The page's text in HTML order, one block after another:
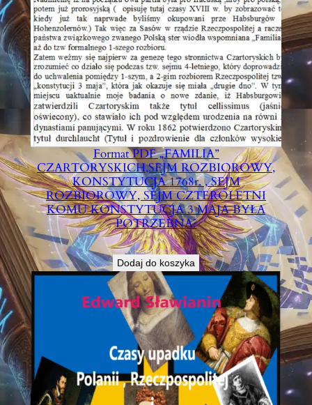
Format PDF „FAMILIA”
CZARTORYSKICH,SEJM ROZBIOROWY,
KONSTYTUCJA 1768r. , SEJM
ROZBIOROWY, SEJM CZTEROLETNI
KOMU KONSTYTUCJA 3 MAJA BYŁA
POTRZEBNA?
€6,00
Dodaj do koszyka